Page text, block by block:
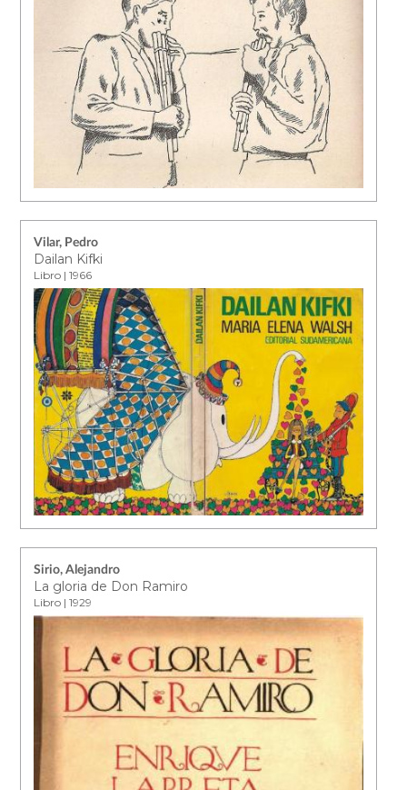
Vilar, Pedro
Dailan Kifki
Libro | 1966
Sirio, Alejandro
La gloria de Don Ramiro
Libro | 1929